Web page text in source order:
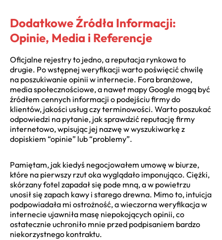
Dodatkowe Źródła Informacji:
Opinie, Media i Referencje
Oficjalne rejestry to jedno, a reputacja rynkowa to
drugie. Po wstępnej weryfikacji warto poświęcić chwilę
na poszukiwanie opinii w internecie. Fora branżowe,
media społecznościowe, a nawet mapy Google mogą być
źródłem cennych informacji o podejściu firmy do
klientów, jakości usług czy terminowości. Warto poszukać
odpowiedzi na pytanie, jak sprawdzić reputację firmy
internetowo, wpisując jej nazwę w wyszukiwarkę z
dopiskiem “opinie” lub “problemy”.
Pamiętam, jak kiedyś negocjowałem umowę w biurze,
które na pierwszy rzut oka wyglądało imponująco. Ciężki,
skórzany fotel zapadał się pode mną, a w powietrzu
unosił się zapach kawy i starego drewna. Mimo to, intuicja
podpowiadała mi ostrożność, a wieczorna weryfikacja w
internecie ujawniła masę niepokojących opinii, co
ostatecznie uchroniło mnie przed podpisaniem bardzo
niekorzystnego kontraktu.